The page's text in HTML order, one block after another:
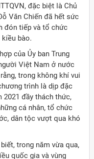
đặc biệt là Chủ
Văn Chiến đã hết sức
đón tiếp và tổ chức
bào.
của Ủy ban Trung
Việt Nam ở nước
trong không khí vui
trình là dịp đặc
2021 đầy thách thức,
cá nhân, tổ chức
dân tộc vượt qua khó
trong năm vừa qua,
quốc gia và vùng